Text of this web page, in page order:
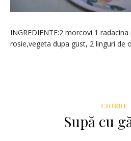
INGREDIENTE:2 morcovi 1
rosie,vegeta dupa gust, 2 linguri de
CIORBE
Supă cu